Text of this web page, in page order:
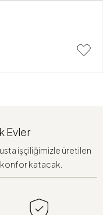
Evler
işçiliğimizle üretilen
konfor katacak.